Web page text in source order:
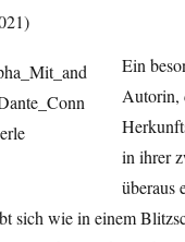
Ein
Autorin,
in ihrer
überaus
sich wie in einem